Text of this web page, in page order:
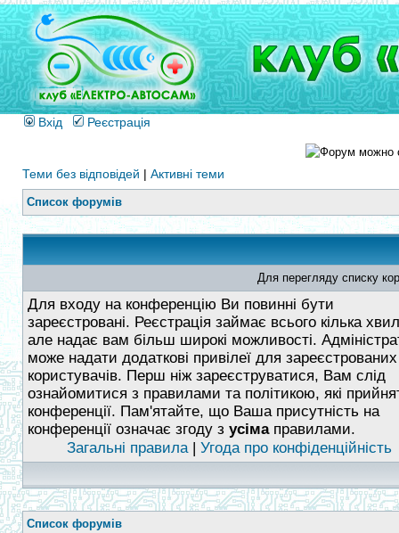
Вхід Реєстрація
Теми без відповідей | Активні теми
Список форумів
Для перегляду списку
Для входу на конференцію Ви повинні бути
зареєстровані. Реєстрація займає всього кілька
але надає вам більш широкі можливості.
може надати додаткові привілеї для зареєстрованих
користувачів. Перш ніж зареєструватися, Вам слід
ознайомитися з правилами та політикою, які
конференції. Пам'ятайте, що Ваша присутність на
конференції означає згоду з усімаправилами.
Загальні правила| Угода про конфіденційність
Список форумів